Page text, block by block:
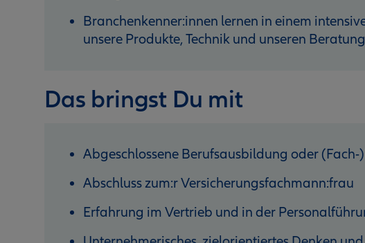
Branchenkenner:innen lernen in einem
unsere Produkte, Technik und unseren
Das bringst Du mit
Abgeschlossene Berufsausbildung oder (Fach-
Abschluss zum:r Versicherungsfachmann:frau
Erfahrung im Vertrieb und in der